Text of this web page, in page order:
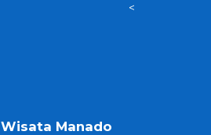
<
Manado